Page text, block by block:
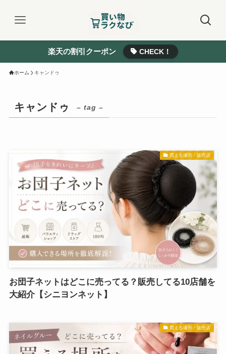
楽天の割引クーポン CHECK！
ホーム キャンドゥ
キャンドゥ – tag –
買える場所・販売店
お団子ネットはどこに売ってる？販売してる10店舗を
大紹介【シニヨンネット】
買える場所・販売店